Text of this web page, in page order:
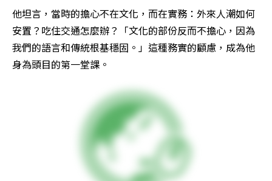
他坦言，當時的擔心不在文化，而在實務：外來人潮如何
安置？吃住交通怎麼辦？「文化的部份反而不擔心，因為
我們的語言和傳統根基穩固。」這種務實的顧慮，成為他
身為頭目的第一堂課。